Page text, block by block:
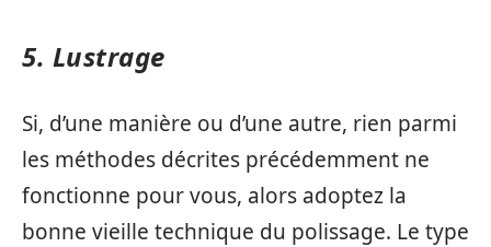
5. Lustrage
Si, d’une manière ou d’une autre, rien parmi
les méthodes décrites précédemment ne
fonctionne pour vous, alors adoptez la
bonne vieille technique du polissage. Le type